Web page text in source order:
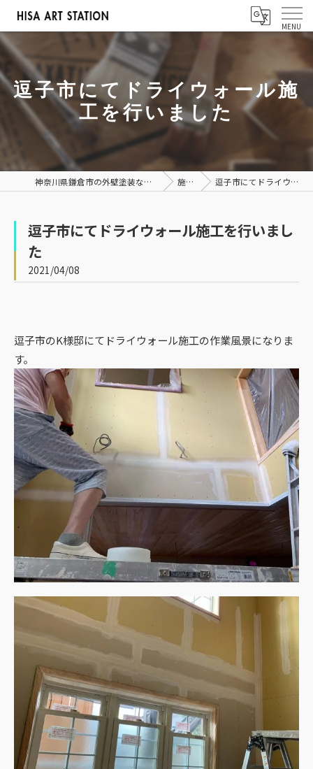
逗子市にてドライウォール施
工を行いました
神奈川県鎌倉市の外壁塗装なら株式会社ヒサアートステーション 施工事例 逗子市にてドライウォール施工を行いました
逗子市にてドライウォール施工を行いまし
た
2021/04/08
逗子市のK様邸にてドライウォール施工の作業風景になりま
す。